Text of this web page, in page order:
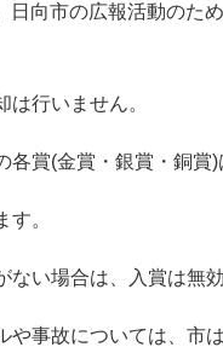
日向市の広報活動のた
行いません。
各賞(金賞・銀賞・銅
。
い場合は、入賞は無
事故については、市